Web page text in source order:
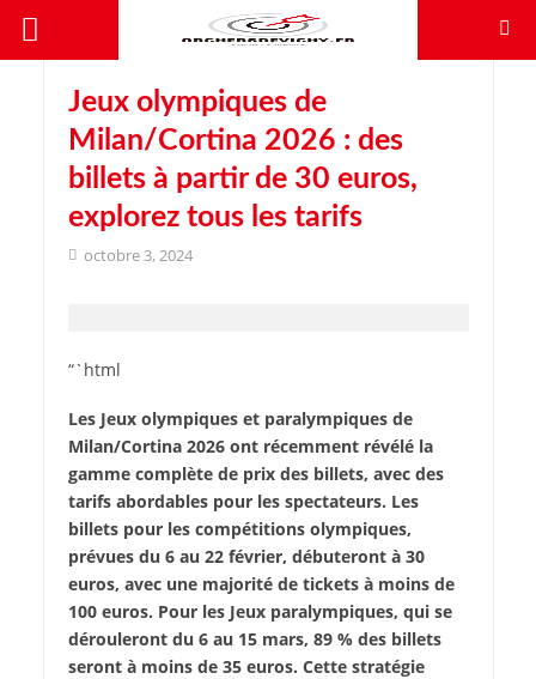
Jeux olympiques de
Milan/Cortina 2026 : des
billets à partir de 30 euros,
explorez tous les tarifs
octobre 3, 2024
“`html
Les Jeux olympiques et paralympiques de
Milan/Cortina 2026 ont récemment révélé la
gamme complète de prix des billets, avec des
tarifs abordables pour les spectateurs. Les
billets pour les compétitions olympiques,
prévues du 6 au 22 février, débuteront à 30
euros, avec une majorité de tickets à moins de
100 euros. Pour les Jeux paralympiques, qui se
dérouleront du 6 au 15 mars, 89 % des billets
seront à moins de 35 euros. Cette stratégie